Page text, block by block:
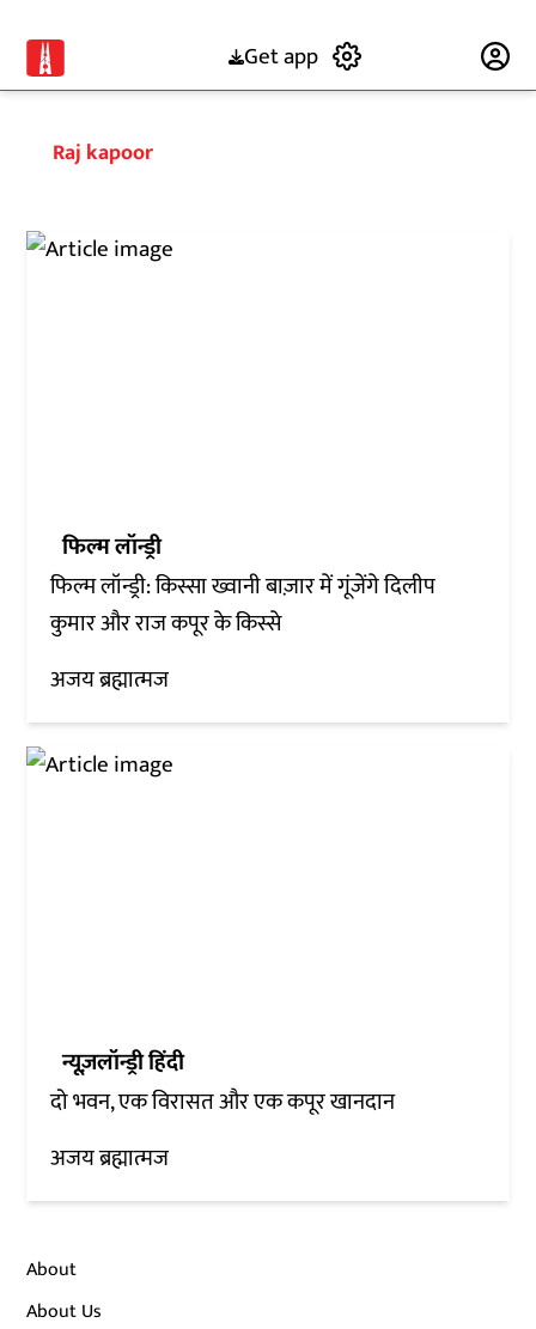
Get app
Raj kapoor
फिल्म लॉन्ड्री
फिल्म लॉन्ड्री: किस्सा ख्वानी बाज़ार में गूंजेंगे दिलीप
कुमार और राज कपूर के किस्से
अजय ब्रह्मात्मज
न्यूज़लॉन्ड्री हिंदी
दो भवन, एक विरासत और एक कपूर खानदान
अजय ब्रह्मात्मज
About
About Us